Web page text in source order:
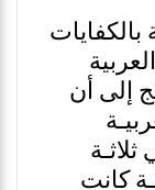
بالكفايات
إلى أن
كانت